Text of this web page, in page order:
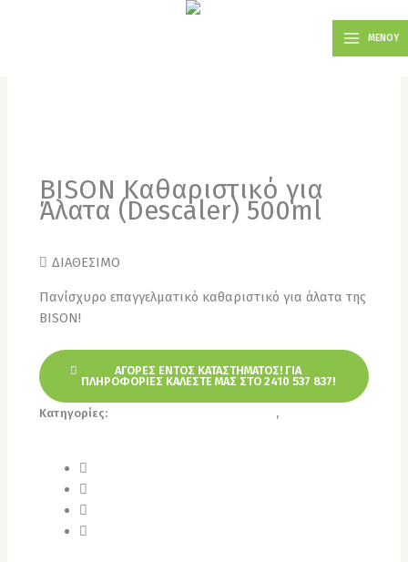
MAIN
MENUΜΕΝΟΥ
BISON Καθαριστικό για
Άλατα (Descaler) 500ml
ΔΙΑΘΕΣΙΜΟ
Πανίσχυρο επαγγελματικό καθαριστικό για άλατα της
BISON!
ΑΓΟΡΈΣ ΕΝΤΌΣ ΚΑΤΑΣΤΉΜΑΤΟΣ! ΓΙΑ
ΠΛΗΡΟΦΟΡΊΕΣ ΚΑΛΈΣΤΕ ΜΑΣ ΣΤΟ 2410 537 837!
Κατηγορίες: ,